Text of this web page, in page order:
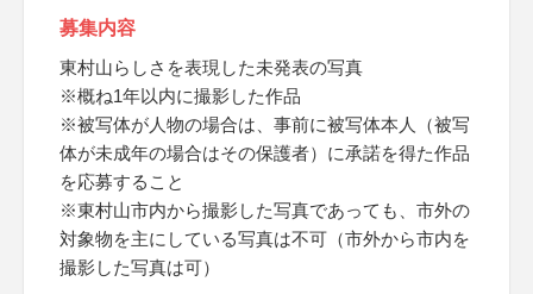
募集内容
東村山らしさを表現した未発表の写真
※概ね1年以内に撮影した作品
※被写体が人物の場合は、事前に被写体本人（被写
体が未成年の場合はその保護者）に承諾を得た作品
を応募すること
※東村山市内から撮影した写真であっても、市外の
対象物を主にしている写真は不可（市外から市内を
撮影した写真は可）